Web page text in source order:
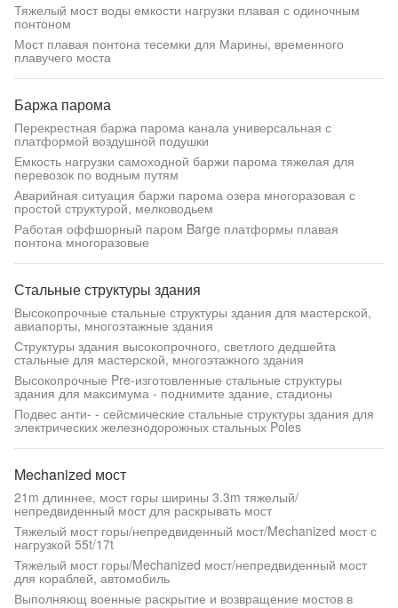
Тяжелый мост воды емкости нагрузки плавая с одиночным
понтоном
Мост плавая понтона тесемки для Марины, временного
плавучего моста
Баржа парома
Перекрестная баржа парома канала универсальная с
платформой воздушной подушки
Емкость нагрузки самоходной баржи парома тяжелая для
перевозок по водным путям
Аварийная ситуация баржи парома озера многоразовая с
простой структурой, мелководьем
Работая оффшорный паром Barge платформы плавая
понтона многоразовые
Стальные структуры здания
Высокопрочные стальные структуры здания для мастерской,
авиапорты, многоэтажные здания
Структуры здания высокопрочного, светлого дедшейта
стальные для мастерской, многоэтажного здания
Высокопрочные Pre-изготовленные стальные структуры
здания для максимума - поднимите здание, стадионы
Подвес анти- - сейсмические стальные структуры здания для
электрических железнодорожных стальных Poles
Mechanized мост
21m длиннее, мост горы ширины 3.3m тяжелый/
непредвиденный мост для раскрывать мост
Тяжелый мост горы/непредвиденный мост/Mechanized мост с
нагрузкой 55t/17t
Тяжелый мост горы/Mechanized мост/непредвиденный мост
для кораблей, автомобиль
Выполняющ военные раскрытие и возвращение мостов в